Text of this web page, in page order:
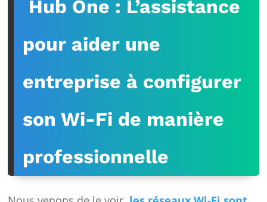
Hub One : L’assistance
pour aider une
entreprise à configurer
son Wi-Fi de manière
professionnelle